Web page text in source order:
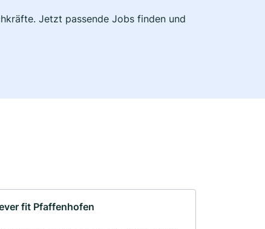
Jetzt passende Jobs finden und
fit Pfaffenhofen